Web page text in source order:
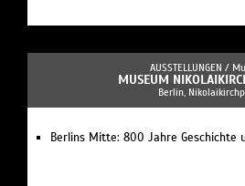
AUSSTELLUNGEN /
MUSEUM
Berlin,
Berlins Mitte: 800 Jahre Geschichte